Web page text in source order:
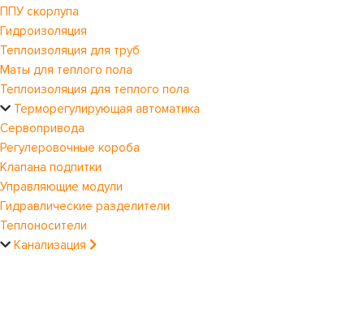
ППУ скорлупа
Гидроизоляция
Теплоизоляция для труб
Маты для теплого пола
Теплоизоляция для теплого пола
Терморегулирующая автоматика
Сервопривода
Регулеровочные короба
Клапана подпитки
Управляющие модули
Гидравлические разделители
Теплоносители
Канализация